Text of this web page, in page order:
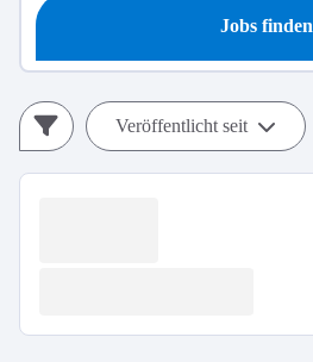
Jobs finden
Veröffentlicht seit